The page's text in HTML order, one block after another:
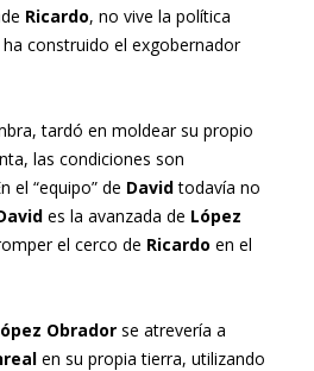
Ricardo, no vive la política
construido el exgobernador
tardó en moldear su propio
las condiciones son
el “equipo” de Davidtodavía no
es la avanzada de López
el cerco de Ricardo en el
Obrador se atrevería a
en su propia tierra, utilizando